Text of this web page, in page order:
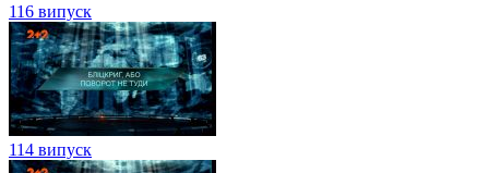
116 випуск
114 випуск